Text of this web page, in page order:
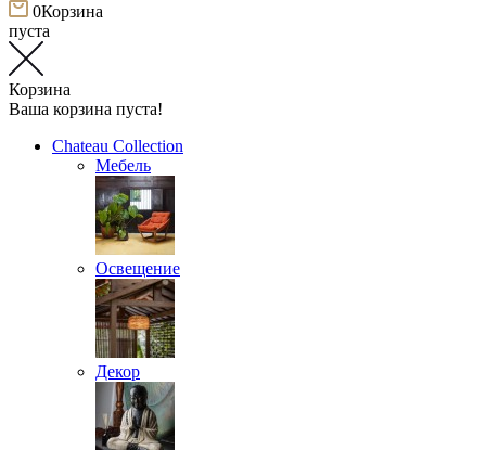
0Корзина
пуста
Корзина
Ваша корзина пуста!
Chateau Collection
Мебель
Освещение
Декор